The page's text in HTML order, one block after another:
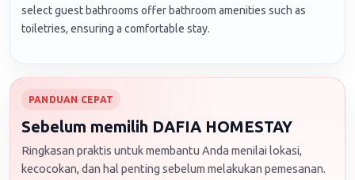
select guest bathrooms offer bathroom amenities such as
toiletries, ensuring a comfortable stay.
PANDUAN CEPAT
Sebelum memilih DAFIA HOMESTAY
Ringkasan praktis untuk membantu Anda menilai lokasi,
kecocokan, dan hal penting sebelum melakukan pemesanan.